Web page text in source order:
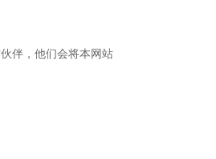
伴，他们会将本网站